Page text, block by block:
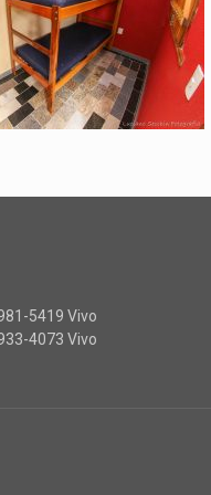
5419 Vivo
4073 Vivo